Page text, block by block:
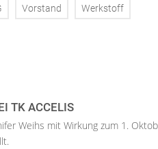
Vorstand Werkstoff
TK ACCELIS
Weihs mit Wirkung zum 1.